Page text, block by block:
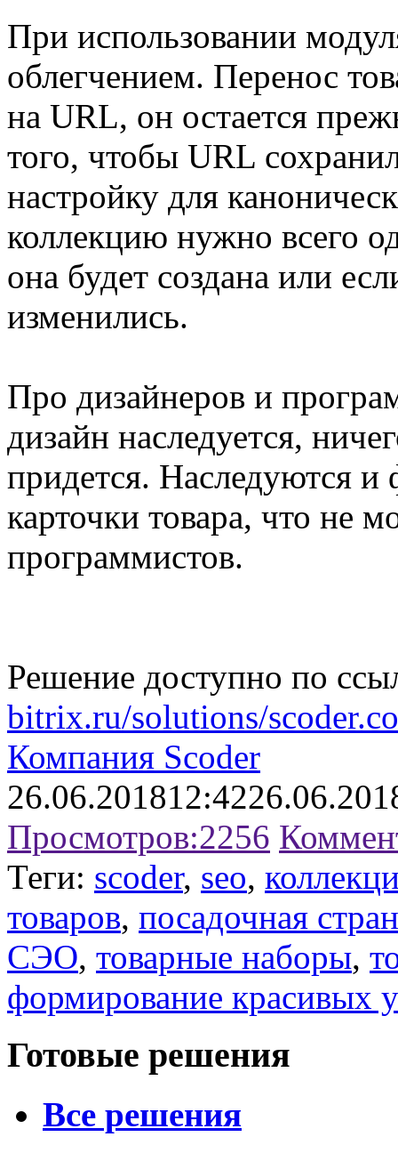
При использовании
облегчением. Перенос
на URL, он остается
того, чтобы URL
настройку для
коллекцию нужно всего
она будет создана или
изменились.
Про дизайнеров и
дизайн наследуется,
придется. Наследуются и
карточки товара, что не
программистов.
Решение доступно по
bitrix.ru/solutions/
Компания Scoder
26.06.201812:42
Просмотров:2256
Теги: scoder, seo,
товаров, посадочная
СЭО, товарные наборы,
формирование красивых
Готовые решения
Все решения